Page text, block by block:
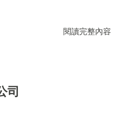
閱讀完整內容
司